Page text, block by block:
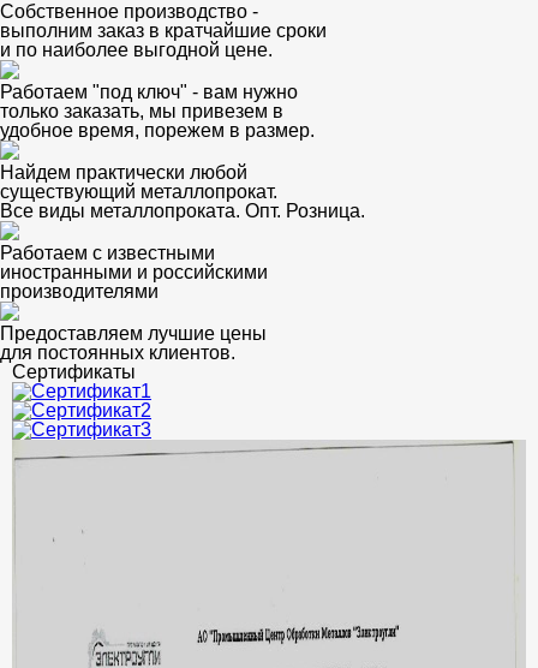
Собственное производство -
выполним заказ в кратчайшие сроки
и по наиболее выгодной цене.
Работаем "под ключ" - вам нужно
только заказать, мы привезем в
удобное время, порежем в размер.
Найдем практически любой
существующий металлопрокат.
Все виды металлопроката. Опт. Розница.
Работаем с известными
иностранными и российскими
производителями
Предоставляем лучшие цены
для постоянных клиентов.
Сертификаты